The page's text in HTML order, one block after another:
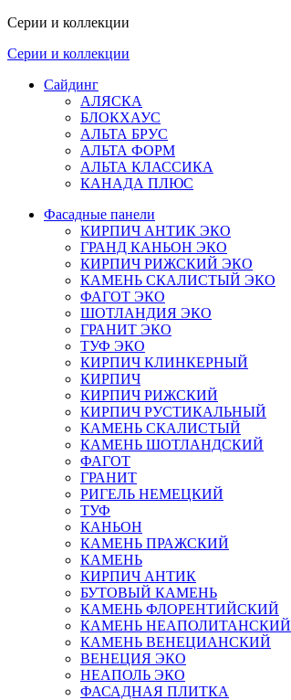
Серии и коллекции
Серии и коллекции
Сайдинг
АЛЯСКА
БЛОКХАУС
АЛЬТА БРУС
АЛЬТА ФОРМ
АЛЬТА КЛАССИКА
КАНАДА ПЛЮС
Фасадные панели
КИРПИЧ АНТИК ЭКО
ГРАНД КАНЬОН ЭКО
КИРПИЧ РИЖСКИЙ ЭКО
КАМЕНЬ СКАЛИСТЫЙ ЭКО
ФАГОТ ЭКО
ШОТЛАНДИЯ ЭКО
ГРАНИТ ЭКО
ТУФ ЭКО
КИРПИЧ КЛИНКЕРНЫЙ
КИРПИЧ
КИРПИЧ РИЖСКИЙ
КИРПИЧ РУСТИКАЛЬНЫЙ
КАМЕНЬ СКАЛИСТЫЙ
КАМЕНЬ ШОТЛАНДСКИЙ
ФАГОТ
ГРАНИТ
РИГЕЛЬ НЕМЕЦКИЙ
ТУФ
КАНЬОН
КАМЕНЬ ПРАЖСКИЙ
КАМЕНЬ
КИРПИЧ АНТИК
БУТОВЫЙ КАМЕНЬ
КАМЕНЬ ФЛОРЕНТИЙСКИЙ
КАМЕНЬ НЕАПОЛИТАНСКИЙ
КАМЕНЬ ВЕНЕЦИАНСКИЙ
ВЕНЕЦИЯ ЭКО
НЕАПОЛЬ ЭКО
ФАСАДНАЯ ПЛИТКА